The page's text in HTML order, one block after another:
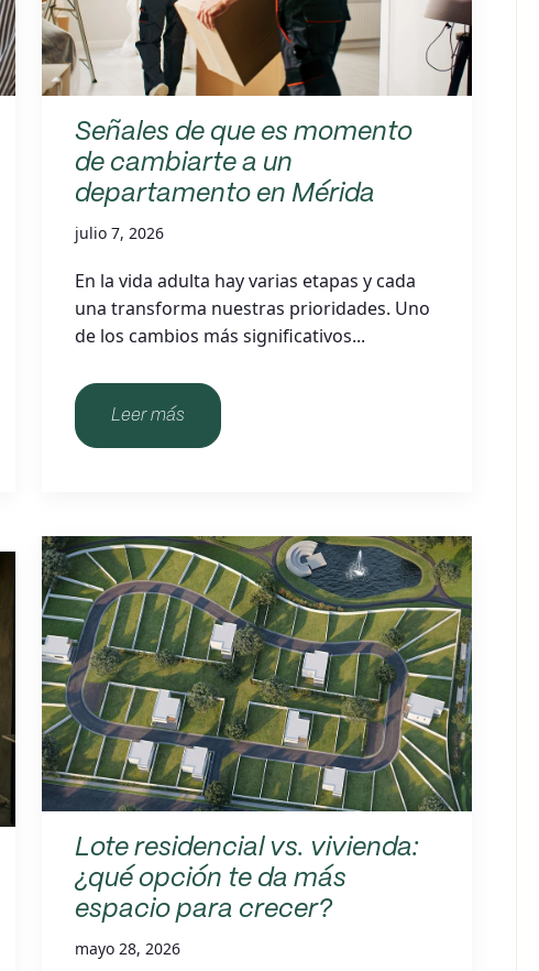
Señales de que es momento
de cambiarte a un
departamento en Mérida
julio 7, 2026
En la vida adulta hay varias etapas y cada
una transforma nuestras prioridades. Uno
de los cambios más significativos...
Leer más
Lote residencial vs. vivienda:
¿qué opción te da más
espacio para crecer?
mayo 28, 2026